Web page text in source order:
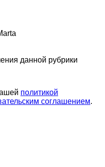
данной рубрики
политикой
соглашением.